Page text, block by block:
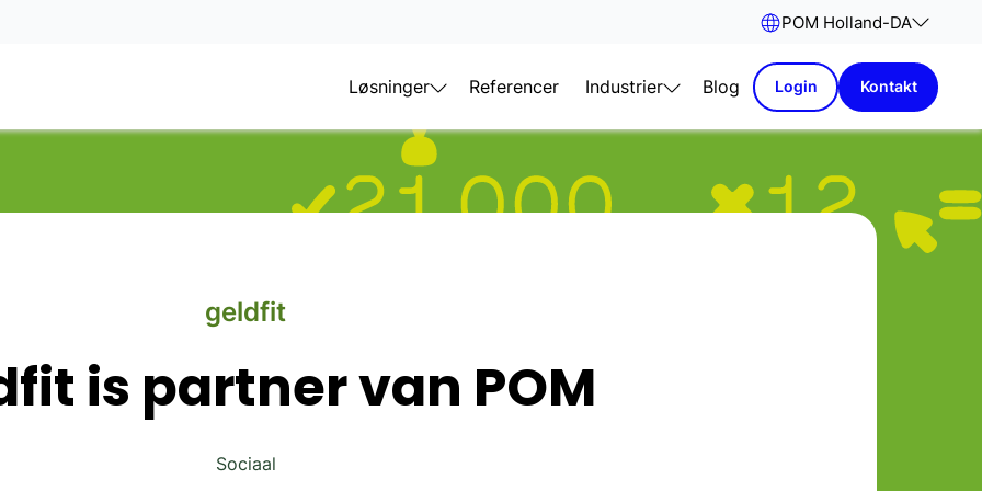
POM Holland-DA
Løsninger Referencer Industrier Blog Login Kontakt
geldfit
is partner van POM
Sociaal